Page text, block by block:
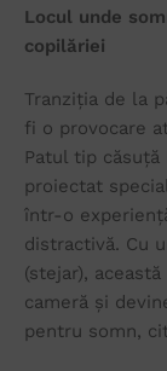
Locul unde
copilăriei
Tranziția de la
fi o provocare
Patul tip
proiectat
într-o
distractivă. Cu
(stejar),
cameră și
pentru somn,